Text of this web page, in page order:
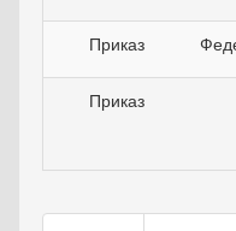
Приказ
Приказ